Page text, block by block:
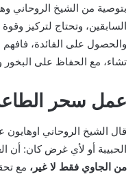
بتوصية من الشيخ الروحاني
السابقين، وتحتاج لتركيز
والحصول على الفائدة،
تشاء، مع الحفاظ على البخور
عمل سحر
قال الشيخ الروحاني
الحبيبة أو لأي غرض كان: أن
من الجاوي فقط لا غير، مع